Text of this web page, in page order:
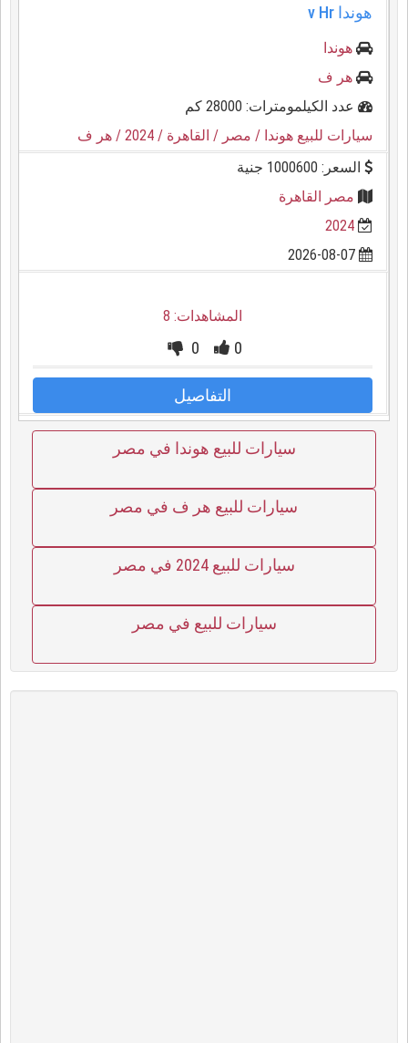
هوندا ⁦⁦Hr⁩⁩ ⁦⁦v⁩⁩
هوندا
هر ف
عدد الكيلمومترات: 28000 كم
سيارات للبيع هوندا / مصر / القاهرة / 2024
/ هر ف
السعر: 1000600 جنية
مصر القاهرة
2024
المشاهدات: 8
0
0
التفاصيل
سيارات للبيع هوندا في مصر
سيارات للبيع هر ف في مصر
سيارات للبيع 2024 في مصر
سيارات للبيع في مصر